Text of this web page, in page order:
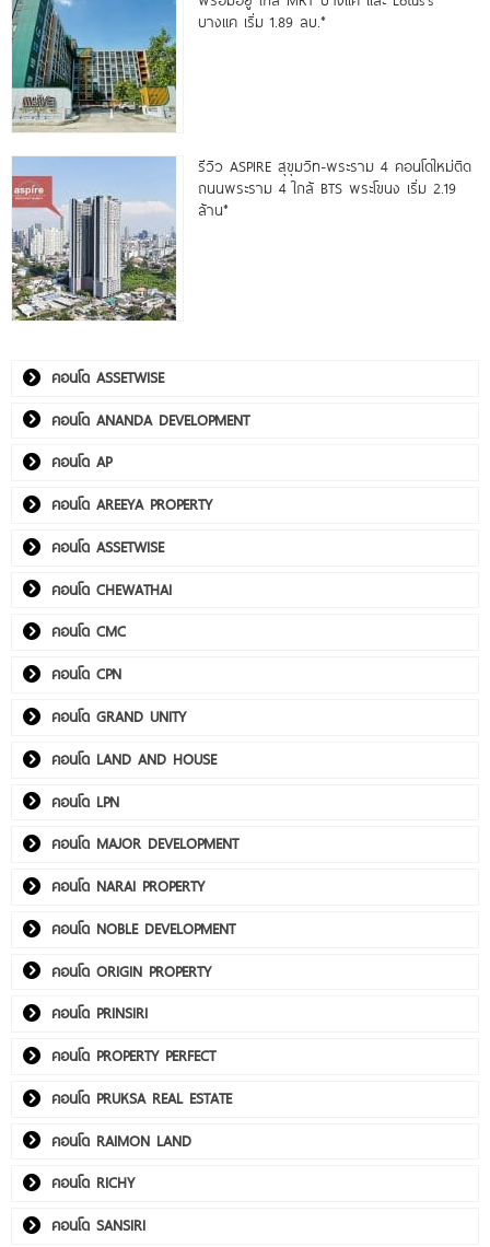
บางแค เริ่ม 1.89 ลบ.*
รีวิว ASPIRE สุขุมวิท-พระราม 4 คอนโดใหม่ติด
ถนนพระราม 4 ใกล้ BTS พระโขนง เริ่ม 2.19
ล้าน*
คอนโด ASSETWISE
คอนโด ANANDA DEVELOPMENT
คอนโด AP
คอนโด AREEYA PROPERTY
คอนโด ASSETWISE
คอนโด CHEWATHAI
คอนโด CMC
คอนโด CPN
คอนโด GRAND UNITY
คอนโด LAND AND HOUSE
คอนโด LPN
คอนโด MAJOR DEVELOPMENT
คอนโด NARAI PROPERTY
คอนโด NOBLE DEVELOPMENT
คอนโด ORIGIN PROPERTY
คอนโด PRINSIRI
คอนโด PROPERTY PERFECT
คอนโด PRUKSA REAL ESTATE
คอนโด RAIMON LAND
คอนโด RICHY
คอนโด SANSIRI